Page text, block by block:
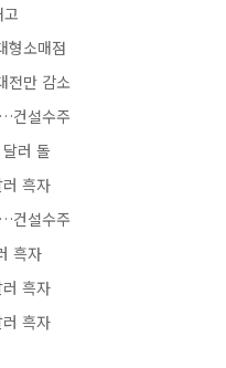
소매점
전만 감소
건설수주
러 돌
흑자
건설수주
흑자
흑자
흑자